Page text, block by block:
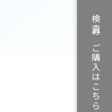
検査のご購入はこちら